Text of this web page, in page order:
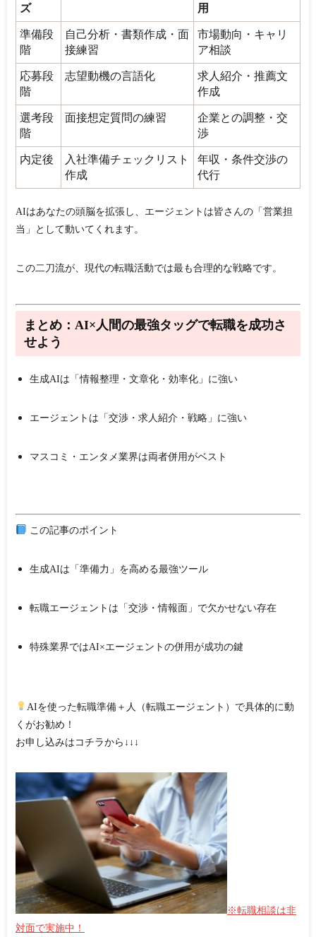
ズ
用
準備段
階
自己分析・書類作成・面
接練習
市場動向・キャリ
ア相談
応募段
階
志望動機の言語化
求人紹介・推薦文
作成
選考段
階
面接想定質問の練習
企業との調整・交
渉
内定後
入社準備チェックリスト
作成
年収・条件交渉の
代行
AIはあなたの頭脳を拡張し、エージェントは皆さんの「営業担
当」として動いてくれます。
この二刀流が、現代の転職活動では最も合理的な戦略です。
まとめ：AI×人間の最強タッグで転職を成功さ
せよう
生成AIは「情報整理・文章化・効率化」に強い
エージェントは「交渉・求人紹介・戦略」に強い
マスコミ・エンタメ業界は両者併用がベスト
この記事のポイント
生成AIは「準備力」を高める最強ツール
転職エージェントは「交渉・情報面」で欠かせない存在
特殊業界ではAI×エージェントの併用が成功の鍵
AIを使った転職準備＋人（転職エージェント）で具体的に動
くがお勧め！
お申し込みはコチラから↓↓↓
※転職相談は非
対面で実施中！